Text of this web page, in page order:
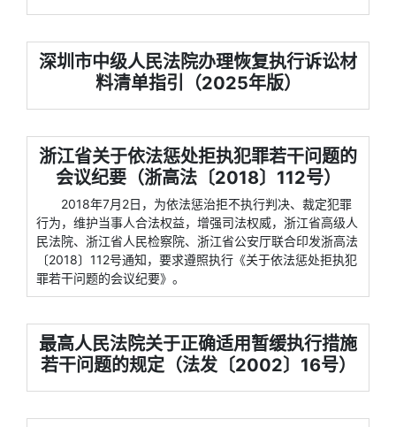
深圳市中级人民法院办理恢复执行诉讼材
料清单指引（2025年版）
浙江省关于依法惩处拒执犯罪若干问题的
会议纪要（浙高法〔2018〕112号）
2018年7月2日，为依法惩治拒不执行判决、裁定犯罪
行为，维护当事人合法权益，增强司法权威，浙江省高级人
民法院、浙江省人民检察院、浙江省公安厅联合印发浙高法
〔2018〕112号通知，要求遵照执行《关于依法惩处拒执犯
罪若干问题的会议纪要》。
最高人民法院关于正确适用暂缓执行措施
若干问题的规定（法发〔2002〕16号）